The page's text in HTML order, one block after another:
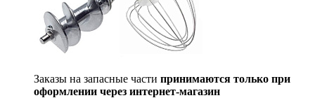
Заказы на запасные части принимаются только при
оформлении через интернет-магазин